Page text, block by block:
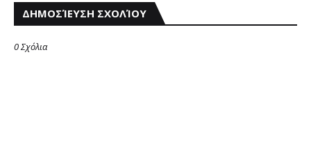
ΔΗΜΟΣΊΕΥΣΗ ΣΧΟΛΊΟΥ
0 Σχόλια